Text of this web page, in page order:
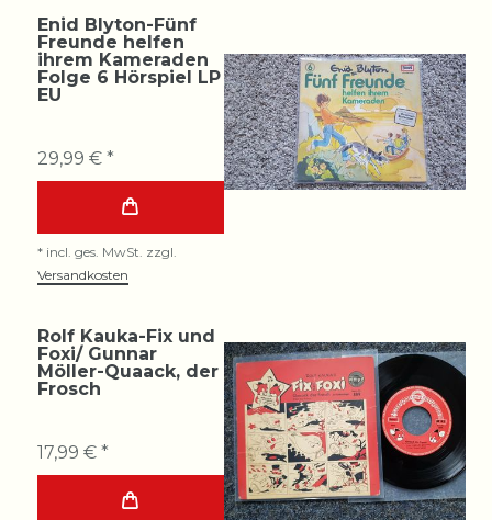
Enid Blyton-Fünf
Freunde helfen
ihrem Kameraden
Folge 6 Hörspiel LP
EU
29,99 € *
* incl. ges. MwSt. zzgl.
Versandkosten
Rolf Kauka-Fix und
Foxi/ Gunnar
Möller-Quaack, der
Frosch
17,99 € *